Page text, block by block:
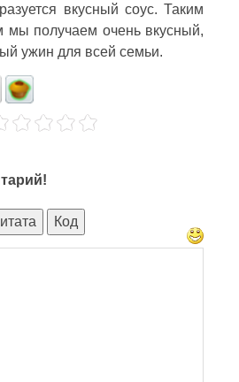
вкусный соус. Таким
мы получаем очень вкусный,
ужин для всей семьи.
Код